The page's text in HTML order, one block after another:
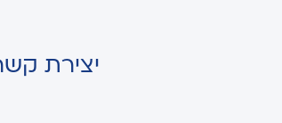
יצירת